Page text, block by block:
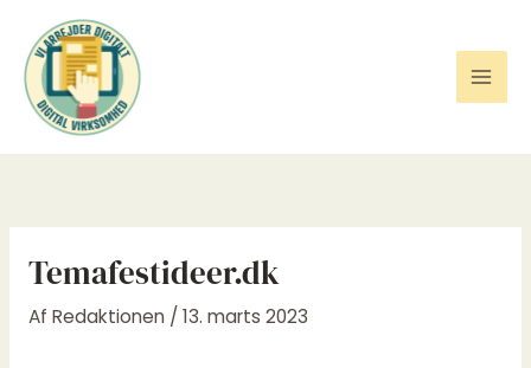
indholdet
Temafestideer.dk
Af Redaktionen / 13. marts 2023